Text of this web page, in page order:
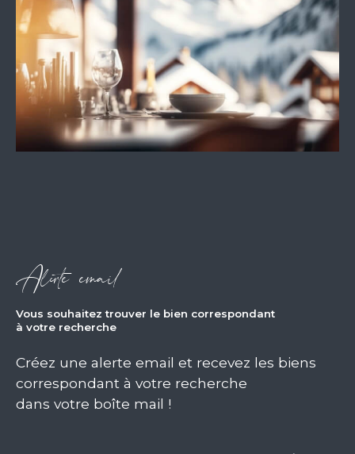
Alerte email
vous souhaitez trouver le bien correspondant
à votre recherche
Créez une alerte email et recevez les biens
correspondant à votre recherche
dans votre boîte mail !